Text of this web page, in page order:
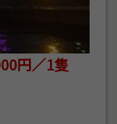
円／1隻